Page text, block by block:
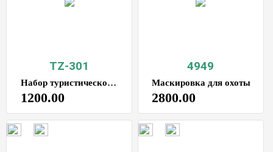
TZ-301
Набор туристической посуды на 1 персону 7 предметов
1200.00
4949
Маскировка для охоты
2800.00